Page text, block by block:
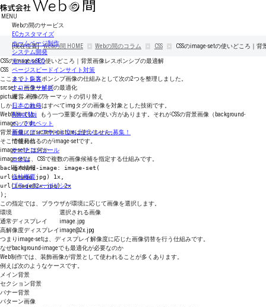
[現在位置] Webの間 HOME Webの間のコラム CSS CSSのimage-setの使いどころ｜
CSSのimage-setの使いどころ｜背景画像レスポンシブの最適解
CSS
ここまで、レスポンシブ画像の仕組みとして次の2つを整理しました。
srcset → 画像サイズの最適化
picture → 画像フォーマットの切り替え
しかし、これらはすべてimgタグの画像を対象とした技術です。
Web制作では、もう一つ重要な画像の使い方があります。それがCSSの背景画像（background-
image）です。
背景画像にはsrcsetやpictureは使えません。
そこで使われるのがimage-setです。
image-setとは何か
image-setは、CSSで複数の画像候補を指定する仕組みです。
background-image: image-set(
url(image.jpg) 1x,
url(image@2x.jpg) 2x
);
この指定では、ブラウザが環境に応じて画像を選択します。
環境
選択される画像
通常ディスプレイ
image.jpg
高解像度ディスプレイimage@2x.jpg
つまりimage-setは、ディスプレイ解像度に応じた画像切替を行う仕組みです。
なぜbackground-imageでも最適化が必要なのか
Web制作では、装飾画像が背景として使われることが多くあります。
例えば次のようなケースです。
メイン背景
セクション背景
バナー背景
パターン画像
MENU
Webの間のサービス
ECカスタマイズ
ホームページ制作
システム開発
モバイルSEO
ページスピードインサイト対策
ネット集客
クローラー解析
運営メディア
日本の旅侍
About Moi
ペットdeペット
新規メディアサイト立ち上げメンバー募集！
情報発信
サーチコンソール
コラム
基本情報
会社概要
プライバシーポリシー